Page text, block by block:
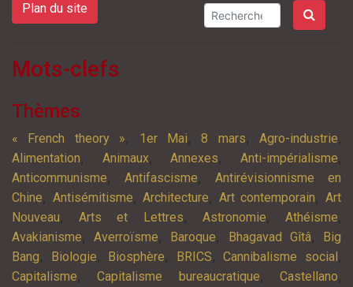
Plan du site
Mots-clefs
Thèmes
« French theory », 1er Mai,8 mars, Agro-industrie,
Alimentation, Animaux,Annexes,Anti-impérialisme,
Anticommunisme, Antifascisme, Antirévisionnisme en
Chine, Antisémitisme,Architecture, Art contemporain,Art
Nouveau,Arts et Lettres, Astronomie,Athéisme,
Avakianisme,Averroïsme, Baroque, Bhagavad Gîtâ, Big
Bang, Biologie, Biosphère, BRICS,Cannibalisme social,
Capitalisme,Capitalisme bureaucratique,Castellano,